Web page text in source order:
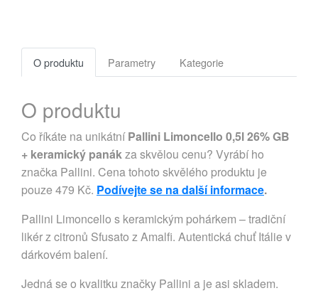
O produktu Parametry Kategorie
O produktu
Co říkáte na unikátníPallini Limoncello 0,5l 26% GB
+ keramický panákza skvělou cenu? Vyrábí ho
značka Pallini. Cena tohoto skvělého produktu je
pouze 479 Kč. Podívejte se na další informace.
Pallini Limoncello s keramickým pohárkem – tradiční
likér z citronů Sfusato z Amalfi. Autentická chuť Itálie v
dárkovém balení.
Jedná se o kvalitku značky Pallini a je asi skladem.